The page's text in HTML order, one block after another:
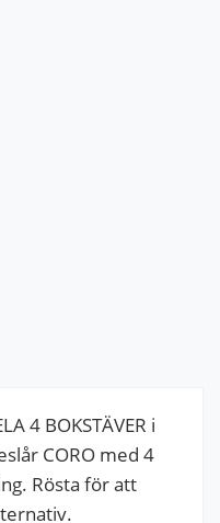
4 BOKSTÄVER i
CORO med 4
Rösta för att